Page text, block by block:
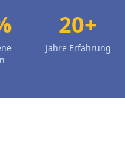
20+
Jahre Erfahrung